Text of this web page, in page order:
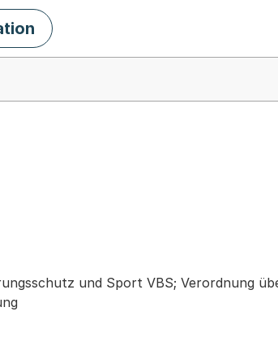
und Sport VBS; Verordnung